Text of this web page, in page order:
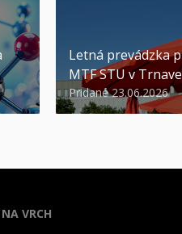
Letná prevádzka
MTF STU v Trnave
Pridané 23.06.2026
VRCH